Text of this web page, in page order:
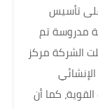
تأسيس
مدروسة تم
الشركة مركز
كما أن